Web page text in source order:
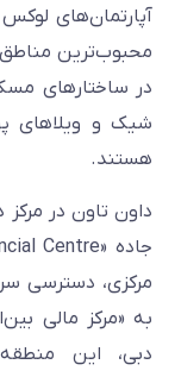
آپارتمان‌های لوکس
محبوب‌ترین مناطق
در ساختارهای
هستند.
داون تاون در مرکز
مرکزی، دسترسی
دبی، این منطقه